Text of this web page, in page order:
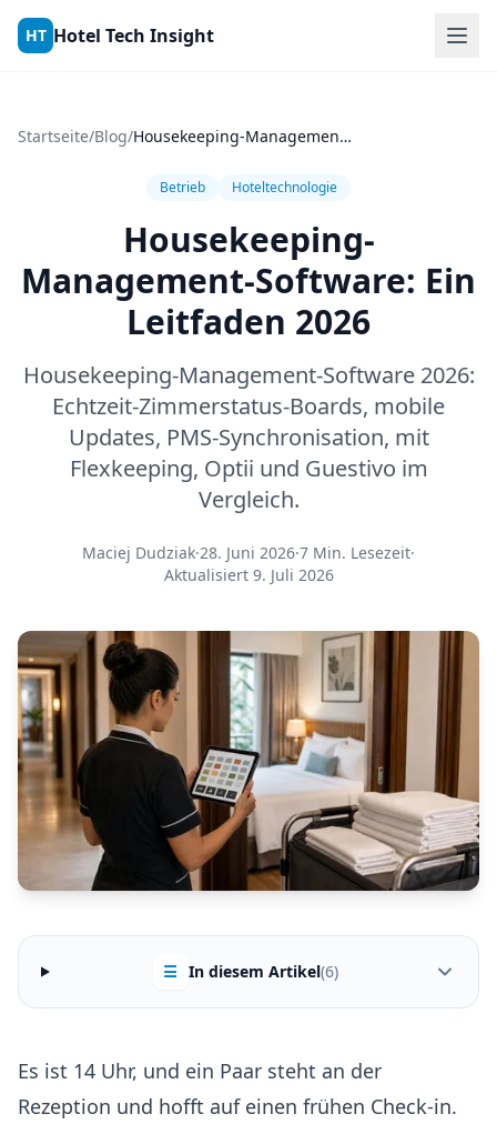
Skip to content
HT Hotel Tech Insight
Startseite/Blog/ Housekeeping-Management-Software: Ein Leitfaden 2026
Betrieb Hoteltechnologie
Housekeeping-
Management-Software: Ein
Leitfaden 2026
Housekeeping-Management-Software 2026:
Echtzeit-Zimmerstatus-Boards, mobile
Updates, PMS-Synchronisation, mit
Flexkeeping, Optii und Guestivo im
Vergleich.
Maciej Dudziak·28. Juni 2026·7 Min. Lesezeit·
Aktualisiert 9. Juli 2026
☰ In diesem Artikel(6)
Es ist 14 Uhr, und ein Paar steht an der
Rezeption und hofft auf einen frühen Check-in.